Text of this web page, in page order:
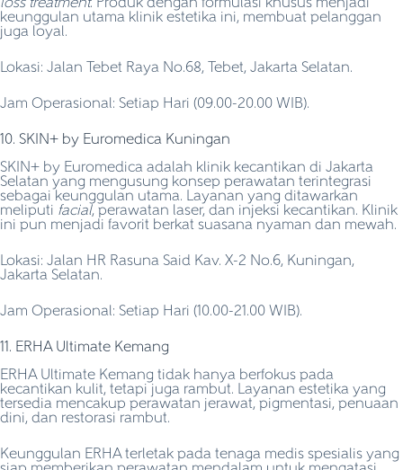
loss treatment. Produk dengan formulasi khusus menjadi
keunggulan utama klinik estetika ini, membuat pelanggan
juga loyal.
Lokasi: Jalan Tebet Raya No.68, Tebet, Jakarta Selatan.
Jam Operasional: Setiap Hari (09.00-20.00 WIB).
10. SKIN+ by Euromedica Kuningan
SKIN+ by Euromedica adalah klinik kecantikan di Jakarta
Selatan yang mengusung konsep perawatan terintegrasi
sebagai keunggulan utama. Layanan yang ditawarkan
meliputi facial, perawatan laser, dan injeksi kecantikan. Klinik
ini pun menjadi favorit berkat suasana nyaman dan mewah.
Lokasi: Jalan HR Rasuna Said Kav. X-2 No.6, Kuningan,
Jakarta Selatan.
Jam Operasional: Setiap Hari (10.00-21.00 WIB).
11. ERHA Ultimate Kemang
ERHA Ultimate Kemang tidak hanya berfokus pada
kecantikan kulit, tetapi juga rambut. Layanan estetika yang
tersedia mencakup perawatan jerawat, pigmentasi, penuaan
dini, dan restorasi rambut.
Keunggulan ERHA terletak pada tenaga medis spesialis yang